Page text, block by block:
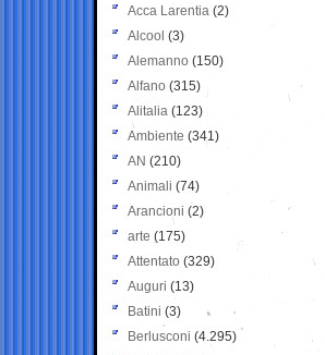
Acca Larentia (2)
Alcool (3)
Alemanno (150)
Alfano (315)
Alitalia (123)
Ambiente (341)
AN (210)
Animali (74)
Arancioni (2)
arte (175)
Attentato (329)
Auguri (13)
Batini (3)
Berlusconi (4.295)